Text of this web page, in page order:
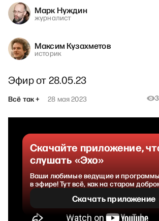
Марк Нуждин
журналист
Максим Кузахметов
историк
Эфир от 28.05.23
Всё так + 28 мая 2023
Скачайте приложение,
слушать «Эхо»
Ваши любимые ведущие и
в эфире! Тут всё, как на старом
Скачать приложение